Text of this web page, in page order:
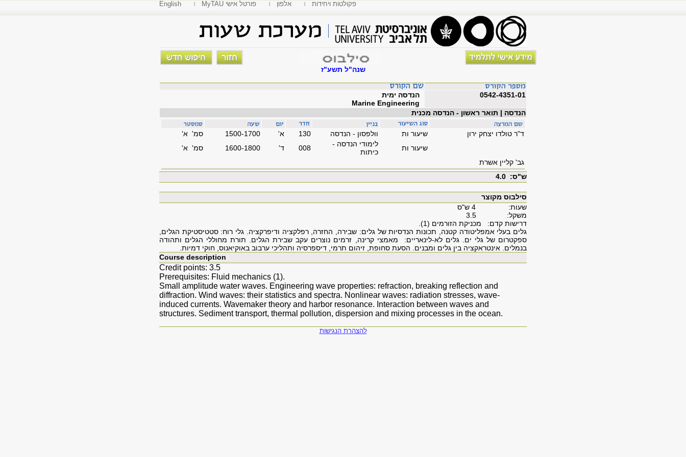
English MyTAU פורטל אישי אלפון פקולטות ויחידות
שנה"ל תשע"ז
הנדסה ימית
Marine Engineering
0542-4351-01
הנדסה | תואר ראשון - הנדסה מכנית
סמ' א' 1500-1700 'א 130 וולפסון - הנדסה שיעור ות
ד"ר טולדו יצחק ירון
סמ' א'
1600-1800 'ד 008
לימודי הנדסה -
כיתות
שיעור ות
גב' קליין אשרת
ש"ס: 4.0
סילבוס מקוצר
שעות: 4 ש"ס
משקל: 3.5
דרישות קדם: מכניקת הזורמים (1).
גלים בעלי אמפליטודה קטנה, תכונות הנדסיות של גלים: שבירה, החזרה, רפלקציה ודיפרקציה. גלי רוח: סטטיסטיקת הגלים,
ספקטרום של גלי ים. גלים לא-לינאריים: מאמצי קרינה, זרמים נוצרים עקב שבירת הגלים. תורת מחוללי הגלים ותהודה
בנמלים. אינטראקציה בין גלים ומבנים. הסעת סחופת, זיהום תרמי, דיספרסיה ותהליכי ערבוב באוקיאנוס, חוקי דמיות.
Course description
Credit points: 3.5
Prerequisites: Fluid mechanics (1).
Small amplitude water waves. Engineering wave properties: refraction, breaking reflection and
diffraction. Wind waves: their statistics and spectra. Nonlinear waves: radiation stresses, wave-
induced currents. Wavemaker theory and harbor resonance. Interaction between waves and
structures. Sediment transport, thermal pollution, dispersion and mixing processes in the ocean.
להצהרת הנגישות